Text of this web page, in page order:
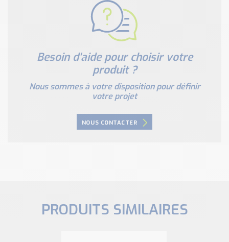
Besoin d'aide pour choisir votre
produit ?
Nous sommes à votre disposition pour définir
votre projet
NOUS CONTACTER
PRODUITS SIMILAIRES